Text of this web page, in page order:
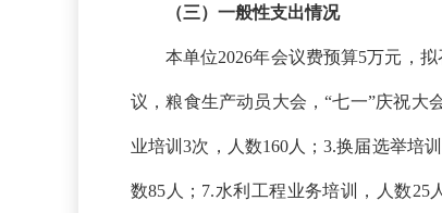
（三）一般性支出情况
本单位2026年会议费预算5万元，
议，粮食生产动员大会，“七一”庆祝大
业培训3次 ，人数160 人 ；3.换届选举培
数85 人 ； 7.水利工程业务培训， 人数25人